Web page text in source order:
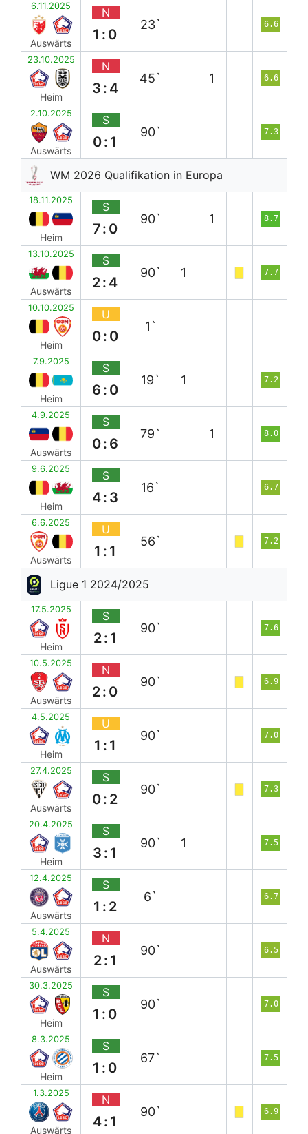
6.11.2025
Auswärts
N
1:0
23` 6.6
23.10.2025
Heim
N
3:4
45` 1 6.6
2.10.2025
Auswärts
S
0:1
90` 7.3
WM 2026 Qualifikation in Europa
18.11.2025
Heim
S
7:0
90` 1 8.7
13.10.2025
Auswärts
S
2:4
90` 1 7.7
10.10.2025
Heim
U
0:0
1`
7.9.2025
Heim
S
6:0
19` 1 7.2
4.9.2025
Auswärts
S
0:6
79` 1 8.0
9.6.2025
Heim
S
4:3
16` 6.7
6.6.2025
Auswärts
U
1:1
56` 7.2
Ligue 1 2024/2025
17.5.2025
Heim
S
2:1
90` 7.6
10.5.2025
Auswärts
N
2:0
90` 6.9
4.5.2025
Heim
U
1:1
90` 7.0
27.4.2025
Auswärts
S
0:2
90` 7.3
20.4.2025
Heim
S
3:1
90` 1 7.5
12.4.2025
Auswärts
S
1:2
6` 6.7
5.4.2025
Auswärts
N
2:1
90` 6.5
30.3.2025
Heim
S
1:0
90` 7.0
8.3.2025
Heim
S
1:0
67` 7.5
1.3.2025
Auswärts
N
4:1
90` 6.9